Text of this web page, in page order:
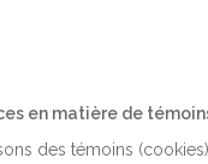
en matière de
des témoins